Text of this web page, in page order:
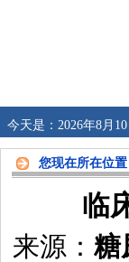
今天是：2026年8月
您现在所在位置
临
来源： 糖